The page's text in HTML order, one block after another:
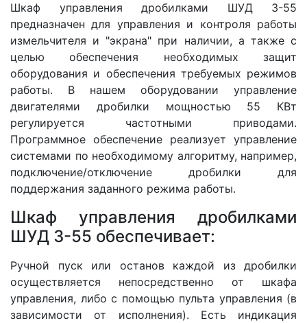
Шкаф управления дробилками ШУД 3-55
предназначен для управления и контроля работы
измельчителя и "экрана" при наличии, а также с
целью обеспечения необходимых защит
оборудования и обеспечения требуемых режимов
работы. В нашем оборудовании управление
двигателями дробилки мощностью 55 КВт
регулируется частотными приводами.
Программное обеспечение реализует управление
системами по необходимому алгоритму, например,
подключение/отключение дробилки для
поддержания заданного режима работы.
Шкаф управления дробилками
ШУД 3-55 обеспечивает:
Ручной пуск или останов каждой из дробилки
осуществляется непосредственно от шкафа
управления, либо с помощью пульта управления (в
зависимости от исполнения). Есть индикация